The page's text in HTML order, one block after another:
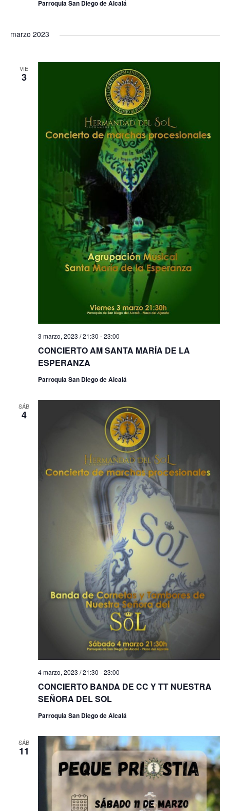
Parroquia San Diego de Alcalá
marzo 2023
VIE
3
CONCIERTO AM SANTA MARÍA DE LA
ESPERANZA
3 marzo, 2023 / 21:30 -23:00
Parroquia San Diego de Alcalá
SÁB
4
CONCIERTO BANDA DE CC Y TT NUESTRA
SEÑORA DEL SOL
4 marzo, 2023 / 21:30 -23:00
Parroquia San Diego de Alcalá
SÁB
11